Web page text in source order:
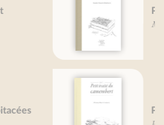
Petit traité du haricot
Petit traité du camembert